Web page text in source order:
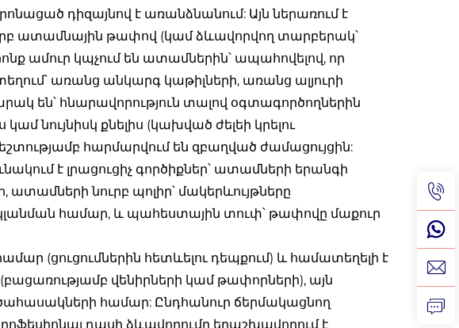
դիզայնով է առանձնանում: Այն ներառում է
ատամնային թափով (կամ ձևավորվող տարբերակ՝
ամուր կպչում են ատամներին՝ ապահովելով, որ
առանց անկարգ կաթիլների, առանց ալյուրի
են՝ հնարավորություն տալով օգտագործողներին
նույնիսկ քնելիս (կախված ժելեի կրելու
հարմարվում են զբաղված ժամացույցին:
է լրացուցիչ գործիքներ՝ ատամների երանգի
ատամների նուրբ պոլիր՝ մակերևույթները
համար, և պահեստային տուփ՝ թափովը մաքուր
(ցուցումներին հետևելու դեպքում) և համատեղելի է
վենիրների կամ թափորների), այն
համար: Ընդհանուր ճերմակացնող
դասի ձևավորումը երաշխավորում է